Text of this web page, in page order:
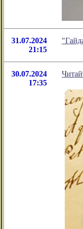
31.07.2024
21:15
30.07.2024
17:35